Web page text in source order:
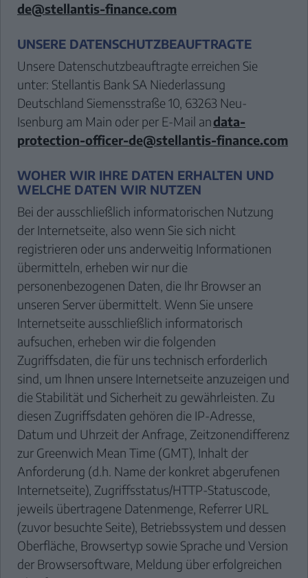
de@stellantis-finance.com
UNSERE DATENSCHUTZBEAUFTRAGTE
Unsere Datenschutzbeauftragte erreichen Sie
unter: Stellantis Bank SA Niederlassung
Deutschland Siemensstraße 10, 63263 Neu-
Isenburg am Main oder per E-Mail andata-
protection-officer-de@stellantis-finance.com
WOHER WIR IHRE DATEN ERHALTEN UND
WELCHE DATEN WIR NUTZEN
Bei der ausschließlich informatorischen Nutzung
der Internetseite, also wenn Sie sich nicht
registrieren oder uns anderweitig Informationen
übermitteln, erheben wir nur die
personenbezogenen Daten, die Ihr Browser an
unseren Server übermittelt. Wenn Sie unsere
Internetseite ausschließlich informatorisch
aufsuchen, erheben wir die folgenden
Zugriffsdaten, die für uns technisch erforderlich
sind, um Ihnen unsere Internetseite anzuzeigen und
die Stabilität und Sicherheit zu gewährleisten. Zu
diesen Zugriffsdaten gehören die IP-Adresse,
Datum und Uhrzeit der Anfrage, Zeitzonendifferenz
zur Greenwich Mean Time (GMT), Inhalt der
Anforderung (d.h. Name der konkret abgerufenen
Internetseite), Zugriffsstatus/HTTP-Statuscode,
jeweils übertragene Datenmenge, Referrer URL
(zuvor besuchte Seite), Betriebssystem und dessen
Oberfläche, Browsertyp sowie Sprache und Version
der Browsersoftware, Meldung über erfolgreichen